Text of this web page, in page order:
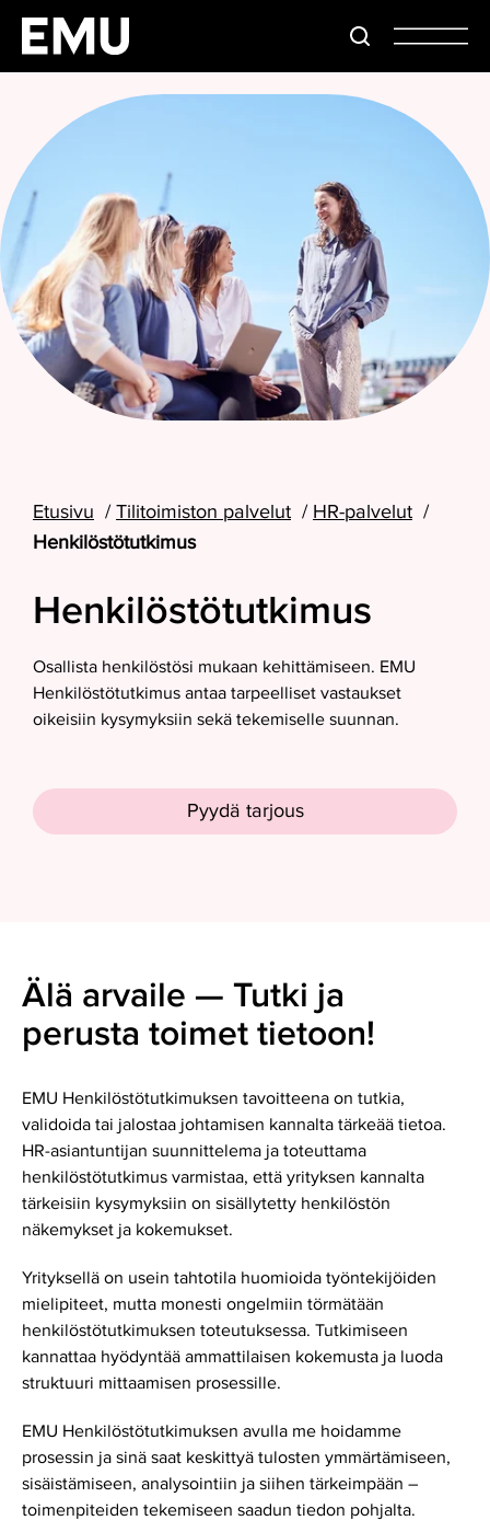
Etusivu Tilitoimiston palvelut
HR-palvelut
Henkilöstötutkimus
Henkilöstötutkimus
Osallista henkilöstösi mukaan kehittämiseen. EMU
Henkilöstötutkimus antaa tarpeelliset vastaukset
oikeisiin kysymyksiin sekä tekemiselle suunnan.
Pyydä tarjous
Älä arvaile — Tutki ja
perusta toimet tietoon!
EMU Henkilöstötutkimuksen tavoitteena on tutkia,
validoida tai jalostaa johtamisen kannalta tärkeää tietoa.
HR-asiantuntijan suunnittelema ja toteuttama
henkilöstötutkimus varmistaa, että yrityksen kannalta
tärkeisiin kysymyksiin on sisällytetty henkilöstön
näkemykset ja kokemukset.
Yrityksellä on usein tahtotila huomioida työntekijöiden
mielipiteet, mutta monesti ongelmiin törmätään
henkilöstötutkimuksen toteutuksessa. Tutkimiseen
kannattaa hyödyntää ammattilaisen kokemusta ja luoda
struktuuri mittaamisen prosessille.
EMU Henkilöstötutkimuksen avulla me hoidamme
prosessin ja sinä saat keskittyä tulosten ymmärtämiseen,
sisäistämiseen, analysointiin ja siihen tärkeimpään –
toimenpiteiden tekemiseen saadun tiedon pohjalta.